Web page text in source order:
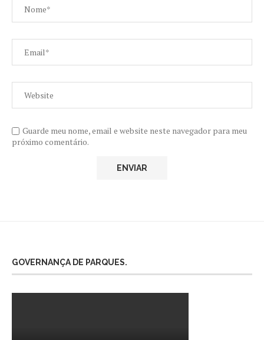
Guarde meu nome, email e website neste navegador para meu
próximo comentário.
GOVERNANÇA DE PARQUES.